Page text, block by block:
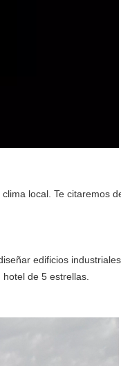
local. Te citaremos
edificios industriales
hotel de 5 estrellas.